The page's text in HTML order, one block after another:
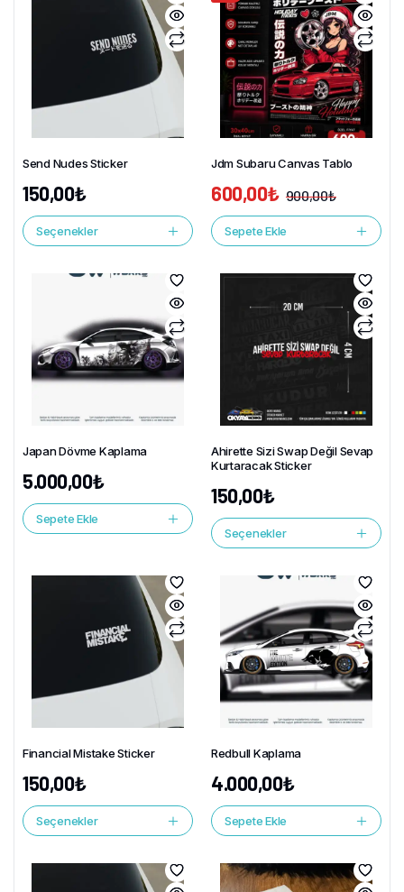
Send Nudes Sticker
150,00₺
Seçenekler
Jdm Subaru Canvas Tablo
900,00₺
600,00₺
Sepete Ekle
Japan Dövme Kaplama
5.000,00₺
Sepete Ekle
Ahirette Sizi Swap Değil Sevap
Kurtaracak Sticker
150,00₺
Seçenekler
Financial Mistake Sticker
150,00₺
Seçenekler
Redbull Kaplama
4.000,00₺
Sepete Ekle